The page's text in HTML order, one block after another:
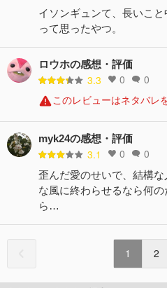
イソンギュンて、長いこ
って思ったやつ。
ロウホの感想・評価
3.3 0 0
このレビューはネタバレ
myk24の感想・評価
3.1 0 0
歪んだ愛のせいで、結構
な風に終わらせるなら何
ら…
1 2